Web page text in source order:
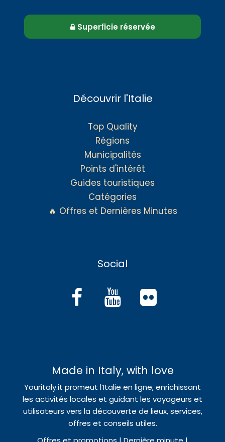
Superficie réservée
Découvrir l'Italie
Top Quality
Régions
Municipalités
Points d'intérêt
Guides touristiques
Catégories
🔥 Offres et Dernières Minutes
Social
Made in Italy, with love
Youritaly.it promeut l’Italie en ligne, enrichissant
les activités locales et guidant les voyageurs et
utilisateurs vers la découverte de lieux, services,
offres et conseils utiles.